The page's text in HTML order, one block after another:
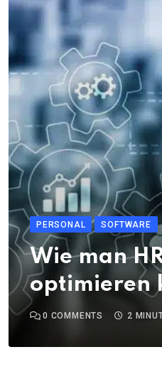
PERSONAL SOFTWARE
Wie man
optimieren
0 COMMENTS 2